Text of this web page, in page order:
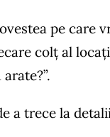
pe care
colț al
a trece la